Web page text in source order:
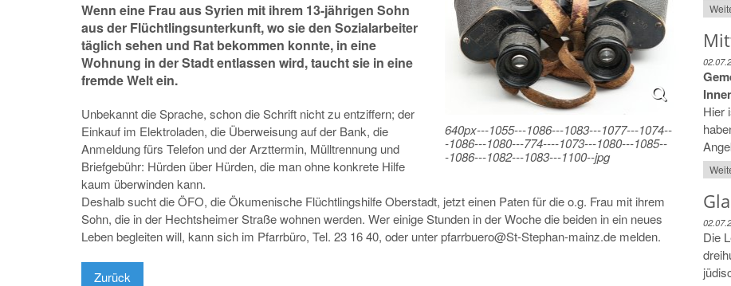
640px---1055---1086---1083---1077---1074--
-1086---1080---774----1073---1080---1085--
-1086---1082---1083---1100--jpg
Wenn eine Frau aus Syrien mit ihrem 13-jährigen Sohn
aus der Flüchtlingsunterkunft, wo sie den Sozialarbeiter
täglich sehen und Rat bekommen konnte, in eine
Wohnung in der Stadt entlassen wird, taucht sie in eine
fremde Welt ein.
Unbekannt die Sprache, schon die Schrift nicht zu entziffern; der
Einkauf im Elektroladen, die Überweisung auf der Bank, die
Anmeldung fürs Telefon und der Arzttermin, Mülltrennung und
Briefgebühr: Hürden über Hürden, die man ohne konkrete Hilfe
kaum überwinden kann.
Deshalb sucht die ÖFO, die Ökumenische Flüchtlingshilfe Oberstadt, jetzt einen Paten für die o.g. Frau mit ihrem
Sohn, die in der Hechtsheimer Straße wohnen werden. Wer einige Stunden in der Woche die beiden in ein neues
Leben begleiten will, kann sich im Pfarrbüro, Tel. 23 16 40, oder unter pfarrbuero@St-Stephan-mainz.de melden.
Zurück
Hier
Die